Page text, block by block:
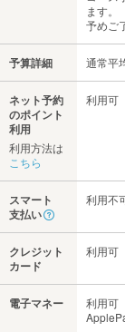
ます。
予めご
予算詳細 通常平
ネット予約
のポイント
利用
利用方法は
こちら
利用可
スマート
支払い
利用不
クレジット
カード
利用可
電子マネー
利用可